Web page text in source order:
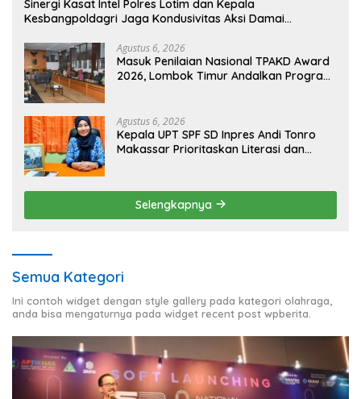
Sinergi Kasat Intel Polres Lotim dan Kepala
Kesbangpoldagri Jaga Kondusivitas Aksi Damai
Agustus 6, 2026
Masuk Penilaian Nasional TPAKD Award
2026, Lombok Timur Andalkan Program
Agustus 6, 2026
Kepala UPT SPF SD Inpres Andi Tonro
Makassar Prioritaskan Literasi dan
Selengkapnya
Semua Kategori
Ini contoh widget dengan style gallery pada kategori olahraga,
anda bisa mengaturnya pada widget recent post wpberita.